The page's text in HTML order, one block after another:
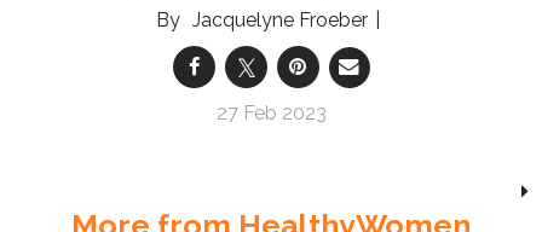
Jacquelyne Froeber
27 Feb 2023